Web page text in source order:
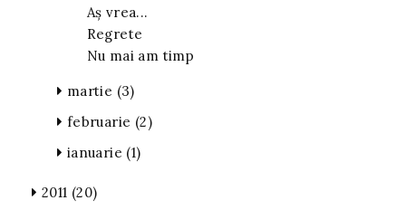
Aș vrea...
Regrete
Nu mai am timp
martie (3)
februarie (2)
ianuarie (1)
2011 (20)